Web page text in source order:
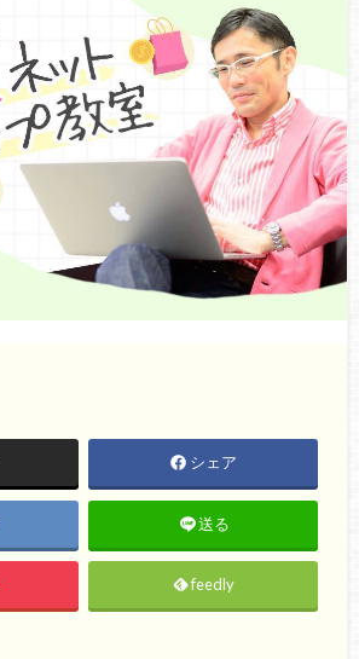
シェア
送る
feedly